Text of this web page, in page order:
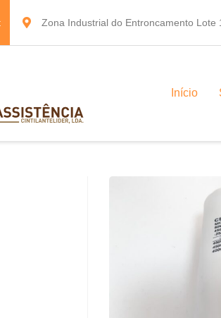
Zona Industrial do Entroncamento Lote
Início